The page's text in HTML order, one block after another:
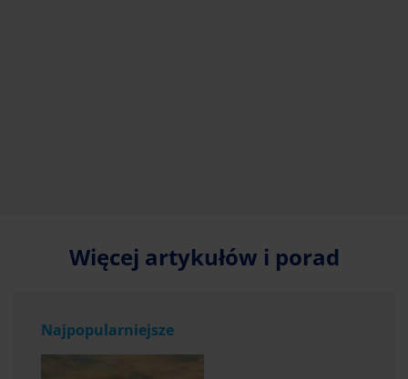
Więcej artykułów i porad
Najpopularniejsze